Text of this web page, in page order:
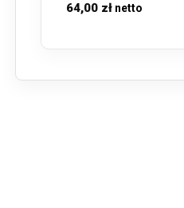
64,00 zł